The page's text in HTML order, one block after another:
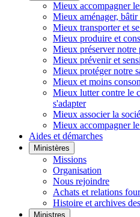
Mieux accompagner
Mieux aménager, bâtir
Mieux transporter et
Mieux produire et
Mieux préserver notre
Mieux prévenir et
Mieux protéger notre
Mieux et moins
Mieux lutter contre le
s'adapter
Mieux associer la
Mieux accompagner
Aides et démarches
Ministères
Missions
Organisation
Nous rejoindre
Achats et relations
Histoire et archives
Ministres